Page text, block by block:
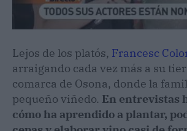
Lejos de los platós, Francesc
arraigando cada vez más a su
comarca de Osona, donde la
pequeño viñedo. En entrevistas
cómo ha aprendido a plantar,